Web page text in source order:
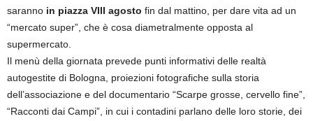
saranno in piazza VIII agosto fin dal mattino, per dare vita ad un
“mercato super”, che è cosa diametralmente opposta al
supermercato.
Il menù della giornata prevede punti informativi delle realtà
autogestite di Bologna, proiezioni fotografiche sulla storia
dell’associazione e del documentario “Scarpe grosse, cervello fine”,
“Racconti dai Campi”, in cui i contadini parlano delle loro storie, dei